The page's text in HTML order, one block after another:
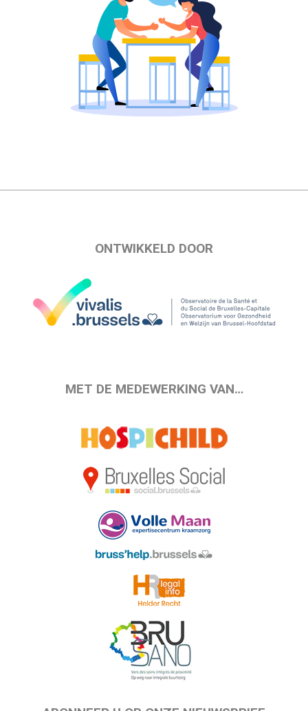
ONTWIKKELD DOOR
MET DE MEDEWERKING VAN…